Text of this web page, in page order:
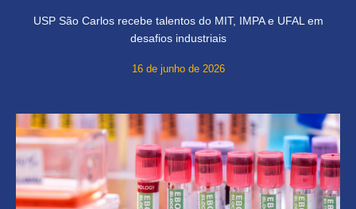
USP São Carlos recebe talentos do MIT, IMPA e UFAL em
desafios industriais
16 de junho de 2026